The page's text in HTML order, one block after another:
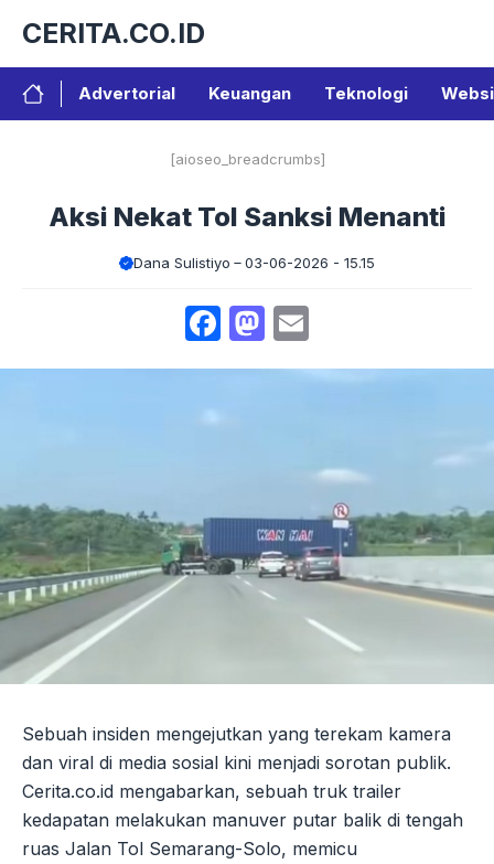
isi
CERITA.CO.ID
Advertorial Keuangan Teknologi
[aioseo_breadcrumbs]
Aksi Nekat Tol Sanksi Menanti
Dana Sulistiyo 03-06-2026 - 15.15
Facebook
Mastodon
Sebuah insiden mengejutkan yang terekam kamera
dan viral di media sosial kini menjadi sorotan publik.
Cerita.co.id mengabarkan, sebuah truk trailer
kedapatan melakukan manuver putar balik di tengah
ruas Jalan Tol Semarang-Solo, memicu